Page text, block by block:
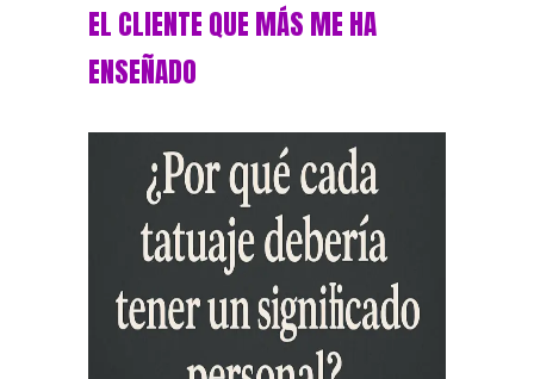
EL CLIENTE QUE MÁS ME HA
ENSEÑADO